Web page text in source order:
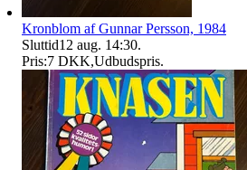
Kronblom af Gunnar Persson, 1984
Sluttid12 aug. 14:30.
Pris:7 DKK,Udbudspris.